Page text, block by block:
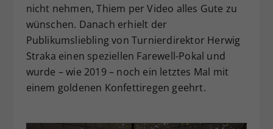
nicht nehmen, Thiem per Video alles Gute zu
wünschen. Danach erhielt der
Publikumsliebling von Turnierdirektor Herwig
Straka einen speziellen Farewell-Pokal und
wurde – wie 2019 – noch ein letztes Mal mit
einem goldenen Konfettiregen geehrt.